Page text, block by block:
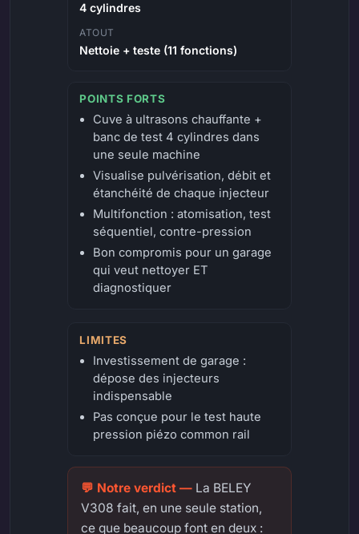
4 cylindres
ATOUT
Nettoie + teste (11 fonctions)
POINTS FORTS
Cuve à ultrasons chauffante +
banc de test 4 cylindres dans
une seule machine
Visualise pulvérisation, débit et
étanchéité de chaque injecteur
Multifonction : atomisation, test
séquentiel, contre-pression
Bon compromis pour un garage
qui veut nettoyer ET
diagnostiquer
LIMITES
Investissement de garage :
dépose des injecteurs
indispensable
Pas conçue pour le test haute
pression piézo common rail
La BELEY
V308 fait, en une seule station,
ce que beaucoup font en deux :